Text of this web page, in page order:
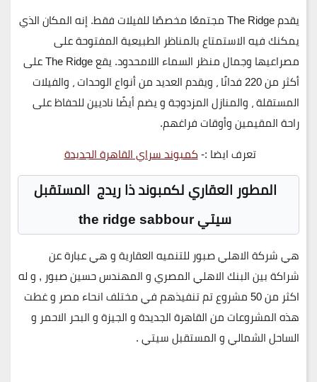
يقدم The Ridge مجتمعًا مخصصًا للفيلات فقط. إنه المكان الذي
يمكنك فيه الاستمتاع بالمناظر الطبيعية المفتوحة على
مصراعيها وجمال منظر السماء اللامحدود. يقع The Ridge على
أكثر من 220 فدانًا ، ويقدم العديد من أنواع الوحدات ، والفيلات
المستقلة ، والمنازل المزدوجة و يضم أيضًا ناديين للحفاظ على
راحة المقيمين وأوقات فراغهم.
تعرف ايضا :-كمبوند سراي القاهرة الجديدة
المطور العقاري لكمبوند ذا ريدج المستقبل
سيتي the ridge sabbour
هي شركة الاهلي صبور للتنميه العقارية و هي عبارة عن
شراكة بين البنك الاهلي المصري و المهندس حسين صبور , و له
اكثر من 50 مشروع تم تنفيذهم في مختلف انحاء مصر و غطت
هذه المشروعات من القاهرة الجديدة و الجيزة و البحر الاحمر و
الساحل الشمالي و المستقبل سيتي .